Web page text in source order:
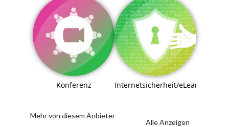
Konferenz Internetsicherheit/eLearning
Mehr von diesem Anbieter
Alle Anzeigen